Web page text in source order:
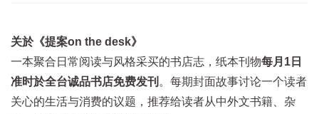
关於《提案on the desk》
一本聚合日常阅读与风格采买的书店志，纸本刊物每月1日
准时於全台诚品书店免费发刊 。每期封面故事讨论一个读者
关心的生活与消费的议题，推荐给读者从中外文书籍、杂